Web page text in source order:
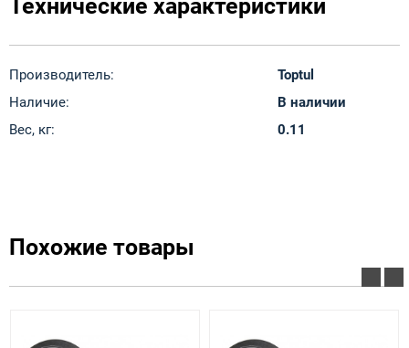
Технические характеристики
Производитель:
Toptul
Наличие:
В наличии
Вес, кг:
0.11
Похожие товары